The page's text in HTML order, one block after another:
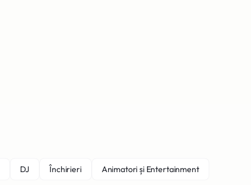
DJ Închirieri Animatori și Entertainment